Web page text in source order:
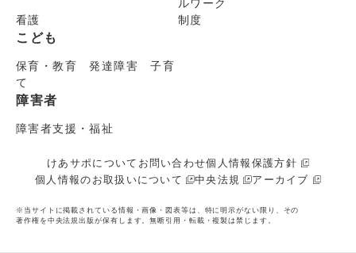
ルワーク
看護
制度
こども
保育・教育 発達障害 子育
て
障害者
障害者支援・福祉
けあサポについて お問い合わせ個人情報保護方針
個人情報のお取扱いについて
中央法規 アーカイブ
※当サイトに掲載されている情報・画像・図表等は、特に明示がない限り、その
著作権を中央法規出版が保有します。無断引用・転載・複製は禁じます。